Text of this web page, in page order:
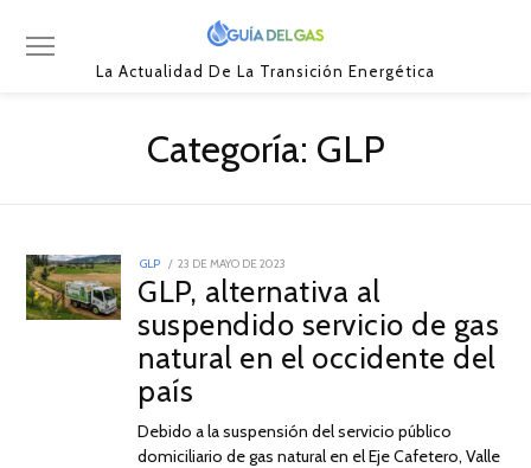
La Actualidad De La Transición Energética
Categoría: GLP
GLP
POSTED
ON
23 DE MAYO DE 2023
GLP, alternativa al
suspendido servicio de gas
natural en el occidente del
país
Debido a la suspensión del servicio público
domiciliario de gas natural en el Eje Cafetero, Valle